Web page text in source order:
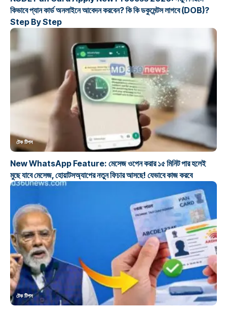
কিভাবে প্যান কার্ড অনলাইনে আবেদন করবেন? কি কি ডকুমেন্টস লাগবে (DOB)?
Step By Step
টেক টিপস
New WhatsApp Feature: মেসেজ ওপেন করার ১৫ মিনিট পার হলেই
মুছে যাবে মেসেজ, হোয়াটসঅ্যাপের নতুন ফিচার আসছে! যেভাবে কাজ করবে
টেক টিপস